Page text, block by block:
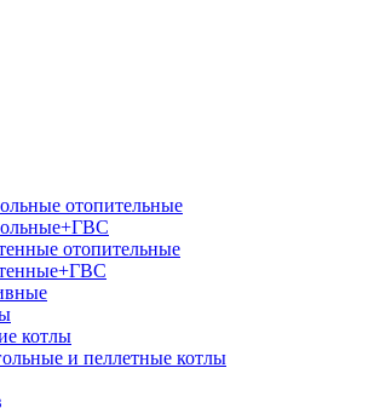
отопительные
отопительные
котлы
и пеллетные котлы